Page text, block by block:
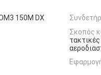
150M DX
Σκοπός